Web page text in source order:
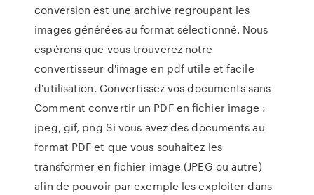
conversion est une archive regroupant les
images générées au format sélectionné. Nous
espérons que vous trouverez notre
convertisseur d'image en pdf utile et facile
d'utilisation. Convertissez vos documents sans
Comment convertir un PDF en fichier image :
jpeg, gif, png Si vous avez des documents au
format PDF et que vous souhaitez les
transformer en fichier image (JPEG ou autre)
afin de pouvoir par exemple les exploiter dans